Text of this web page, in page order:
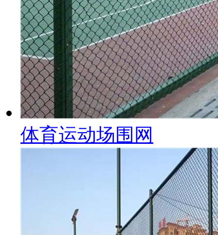
体育运动场围网